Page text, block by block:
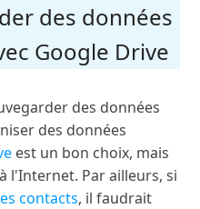
des données
Google Drive
des données
des données
est un bon choix, mais
l'Internet. Par ailleurs, si
contacts, il faudrait